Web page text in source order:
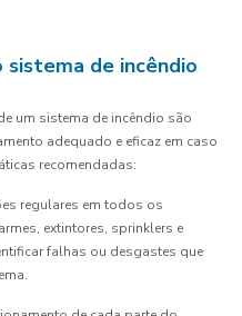
sistema de incêndio
um sistema de incêndio são
adequado e eficaz em caso
recomendadas:
regulares em todos os
extintores, sprinklers e
falhas ou desgastes que